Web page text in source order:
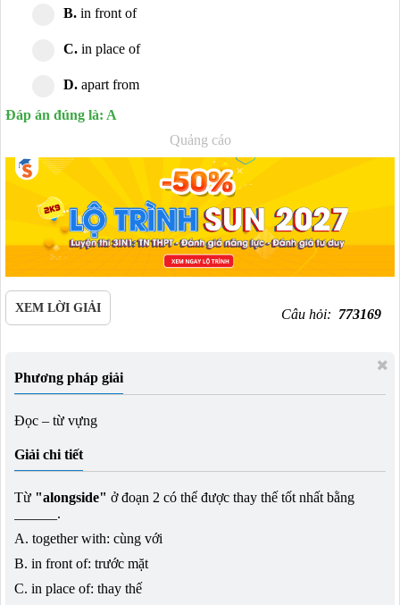
B. in front of
C. in place of
D. apart from
Đáp án đúng là: A
Quảng cáo
XEM LỜI GIẢI Câu hỏi: 773169
Phương pháp giải
Đọc – từ vựng
Giải chi tiết
Từ "alongside" ở đoạn 2 có thể được thay thế tốt nhất bằng
______.
A. together with: cùng với
B. in front of: trước mặt
C. in place of: thay thế